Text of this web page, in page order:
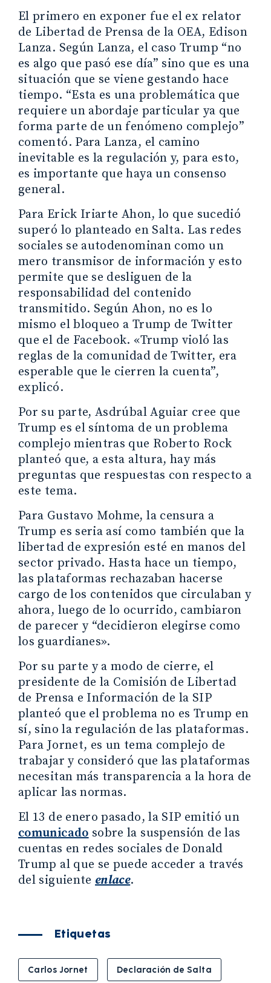
El primero en exponer fue el ex relator
de Libertad de Prensa de la OEA, Edison
Lanza. Según Lanza, el caso Trump “no
es algo que pasó ese día” sino que es una
situación que se viene gestando hace
tiempo. “Esta es una problemática que
requiere un abordaje particular ya que
forma parte de un fenómeno complejo”
comentó. Para Lanza, el camino
inevitable es la regulación y, para esto,
es importante que haya un consenso
general.
Para Erick Iriarte Ahon, lo que sucedió
superó lo planteado en Salta. Las redes
sociales se autodenominan como un
mero transmisor de información y esto
permite que se desliguen de la
responsabilidad del contenido
transmitido. Según Ahon, no es lo
mismo el bloqueo a Trump de Twitter
que el de Facebook. «Trump violó las
reglas de la comunidad de Twitter, era
esperable que le cierren la cuenta”,
explicó.
Por su parte, Asdrúbal Aguiar cree que
Trump es el síntoma de un problema
complejo mientras que Roberto Rock
planteó que, a esta altura, hay más
preguntas que respuestas con respecto a
este tema.
Para Gustavo Mohme, la censura a
Trump es seria así como también que la
libertad de expresión esté en manos del
sector privado. Hasta hace un tiempo,
las plataformas rechazaban hacerse
cargo de los contenidos que circulaban y
ahora, luego de lo ocurrido, cambiaron
de parecer y “decidieron elegirse como
los guardianes».
Por su parte y a modo de cierre, el
presidente de la Comisión de Libertad
de Prensa e Información de la SIP
planteó que el problema no es Trump en
sí, sino la regulación de las plataformas.
Para Jornet, es un tema complejo de
trabajar y consideró que las plataformas
necesitan más transparencia a la hora de
aplicar las normas.
El 13 de enero pasado, la SIP emitió un
comunicado sobre la suspensión de las
cuentas en redes sociales de Donald
Trump al que se puede acceder a través
del siguiente enlace.
Etiquetas
Carlos Jornet Declaración de Salta